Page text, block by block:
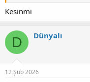
Kesinmi
D Dünyalı
12 Şub 2026